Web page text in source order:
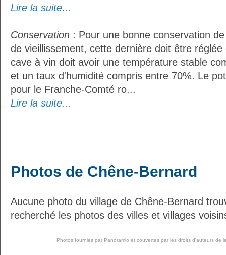
Lire la suite...
Conservation : Pour une bonne conservation
de vieillissement, cette dernière doit être réglée
cave à vin doit avoir une température stable
et un taux d'humidité compris entre 70%. Le
pour le Franche-Comté ro...
Lire la suite...
Photos de Chêne-Bernard
Aucune photo du village de Chêne-Bernard
recherché les photos des villes et villages
Photos fournies par Panoramio et couvertes par les droits d'auteurs de